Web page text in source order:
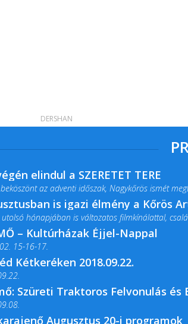
elindul a SZERETET TERE
az adventi időszak, Nagykőrös ismét
is igazi élmény a Kőrös
hónapjában is változatos filmkínálattal,
– Kultúrházak Éjjel-Nappal
15-16-17.
és tartalmas programokkal várja a Csemői Községi
Kétkeréken 2018.09.22.
Szüreti Traktoros Felvonulás és
Augusztus 20-i programok
DERSHAN